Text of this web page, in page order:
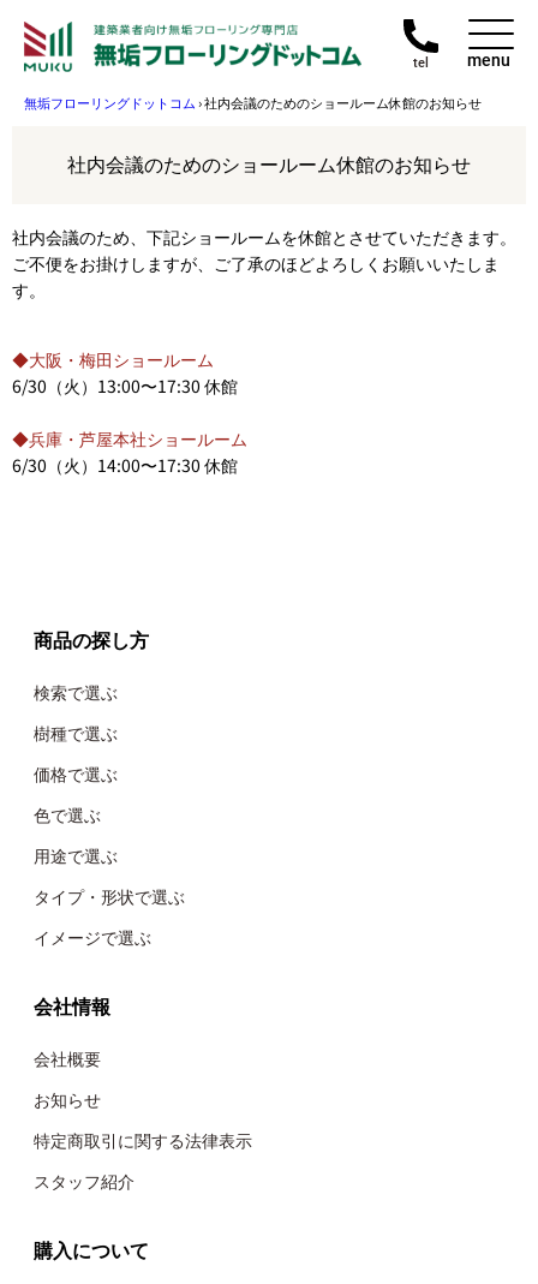
tel menu
無垢フローリングドットコム›社内会議のためのショールーム休館のお知らせ
社内会議のためのショールーム休館のお知らせ
社内会議のため、下記ショールームを休館とさせていただきます。
ご不便をお掛けしますが、ご了承のほどよろしくお願いいたしま
す。
◆大阪・梅田ショールーム
6/30（火）13:00〜17:30 休館
◆兵庫・芦屋本社ショールーム
6/30（火）14:00〜17:30 休館
商品の探し方
検索で選ぶ
樹種で選ぶ
価格で選ぶ
色で選ぶ
用途で選ぶ
タイプ・形状で選ぶ
イメージで選ぶ
会社情報
会社概要
お知らせ
特定商取引に関する法律表示
スタッフ紹介
購入について